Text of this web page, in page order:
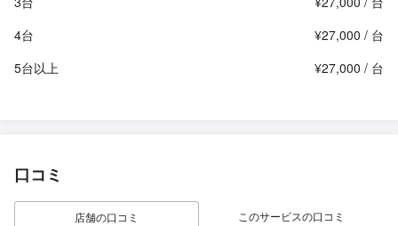
4台
¥27,000 / 台
5台以上
¥27,000 / 台
口コミ
店舗の口コミ このサービスの口コミ